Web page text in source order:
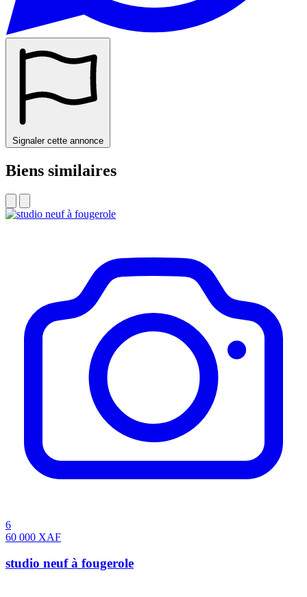
Signaler cette annonce
Biens similaires
6
60 000 XAF
studio neuf à fougerole